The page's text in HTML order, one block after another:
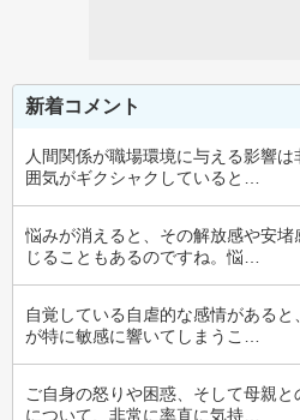
新着コメント
人間関係が職場環境に与える影響
囲気がギクシャクしていると…
悩みが消えると、その解放感や安
じることもあるのですね。悩…
自覚している自虐的な感情がある
が特に敏感に響いてしまうこ…
ご自身の怒りや困惑、そして母親
について、非常に率直に気持…